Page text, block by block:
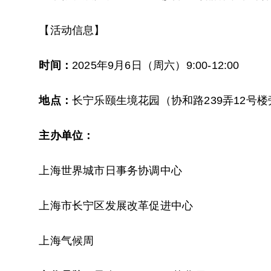
【活动信息】
时间：2025年9月6日（周六）9:00-12:00
地点：长宁乐颐生境花园（协和路239弄12号楼
主办单位：
上海世界城市日事务协调中心
上海市长宁区发展改革促进中心
上海气候周